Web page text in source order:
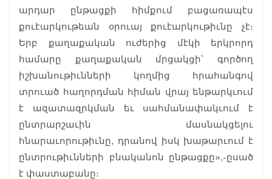
արդար ընթացքի հիմքում բացառապէս
քուէարկութեան օրուայ քուէարկութիւնը չէ։
Երբ քաղաքական ուժերից մէկի երկրորդ
համարը քաղաքական մրցակցի՝ գործող
իշխանութիւնների կողմից հրահանգով
տրուած հաղորդման հիման վրայ ենթարկւում
է ազատազրկման եւ սահմանափակւում է
ընտրարշաւին մասնակցելու
հնարաւորութիւնը, դրանով իսկ խաթարւում է
ընտրութիւնների բնականոն ընթացքը»,-ըսած
է փաստաբանը։